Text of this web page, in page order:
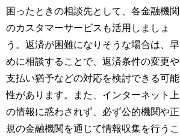
困ったときの相談先として、各金融機関
のカスタマーサービスも活用しましょ
う。返済が困難になりそうな場合は、早
めに相談することで、返済条件の変更や
支払い猶予などの対応を検討できる可能
性があります。また、インターネット上
の情報に惑わされず、必ず公的機関や正
規の金融機関を通じて情報収集を行うこ